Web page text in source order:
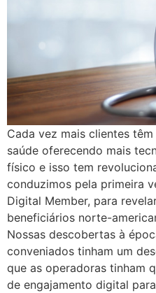
Cada vez mais clientes
saúde oferecendo mais
físico e isso tem
conduzimos pela primeira
Digital Member, para
beneficiários norte-
Nossas descobertas à
conveniados tinham um
que as operadoras tinham
de engajamento digital